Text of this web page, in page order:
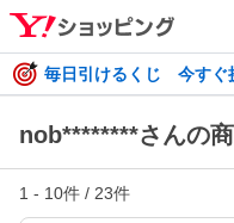
毎日引けるくじ 今すぐ
nob********さんの
1 - 10件 / 23件